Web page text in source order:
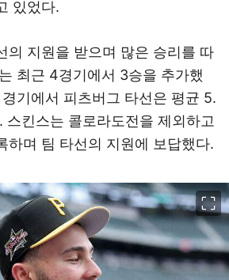
있었다.
의 지원을 받으며 많은 승리를 따
최근 4경기에서 3승을 추가했
기에서 피츠버그 타선은 평균 5.
스킨스는 콜로라도전을 제외하고
하며 팀 타선의 지원에 보답했다.